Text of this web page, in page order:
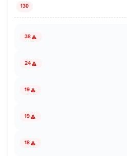
130
38
24
19
19
18